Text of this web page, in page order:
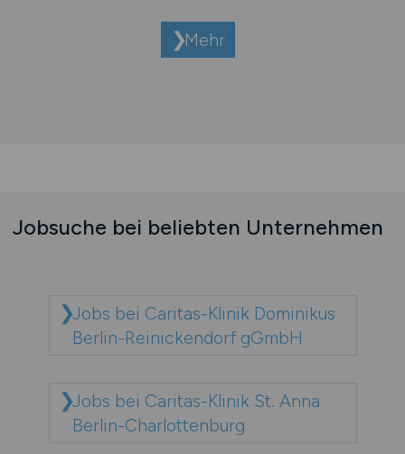
Mehr
Jobsuche bei beliebten Unternehmen
Jobs bei Caritas-Klinik Dominikus
Berlin-Reinickendorf gGmbH
Jobs bei Caritas-Klinik St. Anna
Berlin-Charlottenburg